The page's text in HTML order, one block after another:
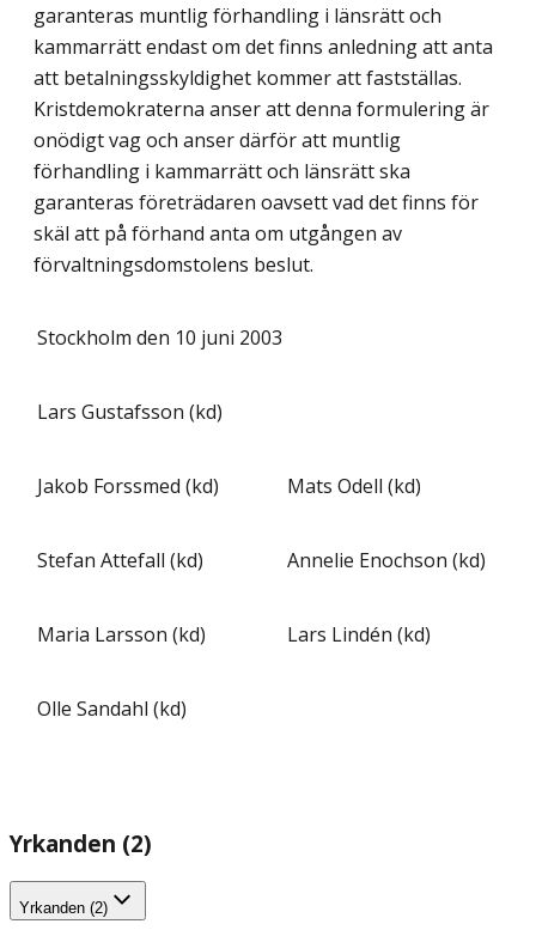
garanteras muntlig förhandling i länsrätt och
kammarrätt endast om det finns anledning att anta
att betalningsskyldighet kommer att fastställas.
Kristdemokraterna anser att denna formulering är
onödigt vag och anser därför att muntlig
förhandling i kammarrätt och länsrätt ska
garanteras företrädaren oavsett vad det finns för
skäl att på förhand anta om utgången av
förvaltningsdomstolens beslut.
Stockholm den 10 juni 2003
Lars Gustafsson (kd)
Jakob Forssmed (kd) Mats Odell (kd)
Stefan Attefall (kd) Annelie Enochson (kd)
Maria Larsson (kd) Lars Lindén (kd)
Olle Sandahl (kd)
Yrkanden (2)
Yrkanden (2)